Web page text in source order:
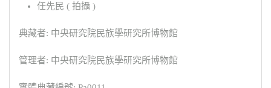
任先民 ( 拍攝 )
典藏者: 中央研究院民族學研究所博物館
管理者: 中央研究院民族學研究所博物館